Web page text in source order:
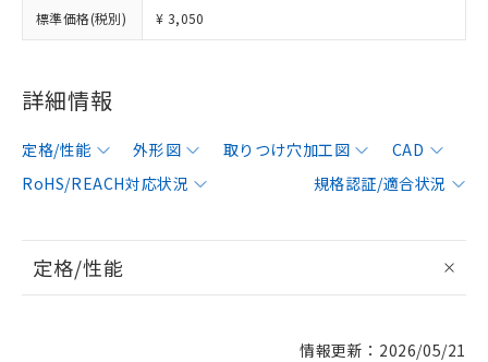
標準価格(税別) ¥ 3,050
詳細情報
定格/性能 外形図 取りつけ穴加工図
CAD
RoHS/REACH対応状況
規格認証/適合状況
定格/性能
情報更新：2026/05/21